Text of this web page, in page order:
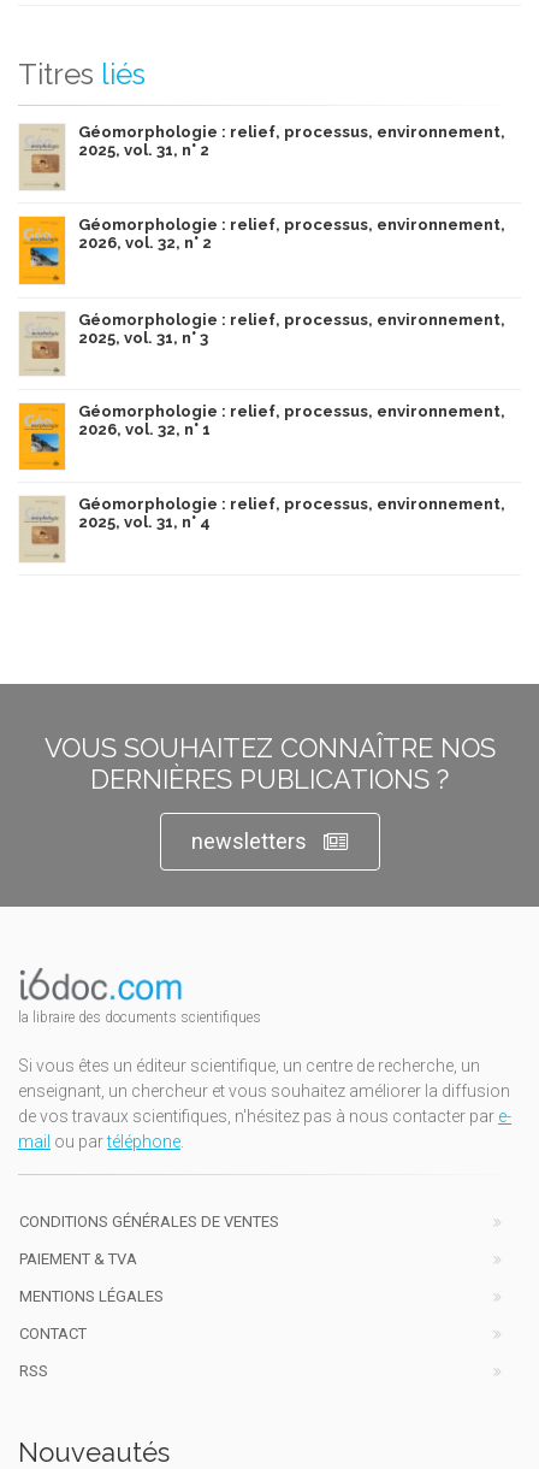
Titres liés
Géomorphologie : relief, processus, environnement,
2025, vol. 31, n° 2
Géomorphologie : relief, processus, environnement,
2026, vol. 32, n° 2
Géomorphologie : relief, processus, environnement,
2025, vol. 31, n° 3
Géomorphologie : relief, processus, environnement,
2026, vol. 32, n° 1
Géomorphologie : relief, processus, environnement,
2025, vol. 31, n° 4
VOUS SOUHAITEZ CONNAÎTRE NOS
DERNIÈRES PUBLICATIONS ?
newsletters
la libraire des documents scientifiques
Si vous êtes un éditeur scientifique, un centre de recherche, un
enseignant, un chercheur et vous souhaitez améliorer la diffusion
de vos travaux scientifiques, n'hésitez pas à nous contacter par e-
mail ou partéléphone
CONDITIONS GÉNÉRALES DE VENTES
PAIEMENT & TVA
MENTIONS LÉGALES
CONTACT
RSS
Nouveautés